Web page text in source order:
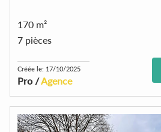
170 m²
7 pièces
Créée le: 17/10/2025
Pro /Agence